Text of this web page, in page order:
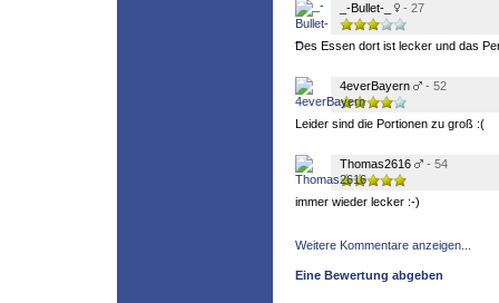
_-Bullet-_ - 27
Des Essen dort ist lecker und das
4everBayern - 52
Leider sind die Portionen zu groß :(
Thomas2616 - 54
immer wieder lecker :-)
Weitere Kommentare anzeigen...
Eine Bewertung abgeben